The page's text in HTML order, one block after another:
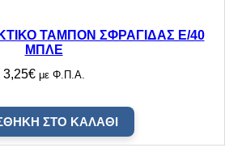
ΤΑΜΠΟΝ ΣΦΡΑΓΙΔΑΣ E/40
ΜΠΛΕ
3,25€ με Φ.Π.Α.
ΣΤΟ ΚΑΛΆΘΙ